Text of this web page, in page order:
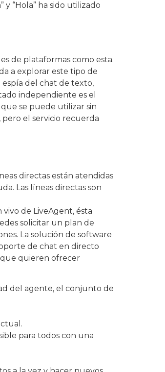
“Hola” ha sido utilizado
de plataformas como esta.
a explorar este tipo de
espía del chat de texto,
independiente es el
se puede utilizar sin
el servicio recuerda
directas están atendidas
Las líneas directas son
de LiveAgent, ésta
solicitar un plan de
La solución de software
de chat en directo
que quieren ofrecer
del agente, el conjunto de
para todos con una